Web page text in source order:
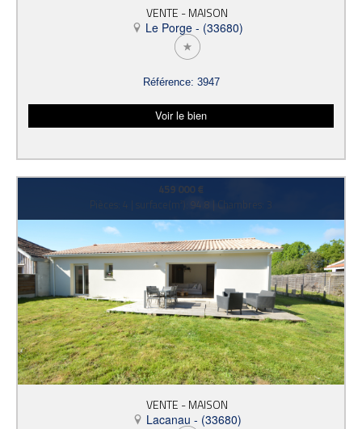
VENTE - MAISON
Le Porge - (33680)
Référence: 3947
Voir le bien
459 000 €
Pièces: 4 | surface(m²): 94.8 | Chambres: 3
VENTE - MAISON
Lacanau - (33680)